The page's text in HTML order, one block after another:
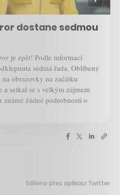
dostane sedmou
je zpět! Podle informací
sedmá řada. Oblíbený
obrazovky na začátku
a setkal se s velkým zájmem
žádné podrobnosti o
Sdíleno přes aplikaci Twitter